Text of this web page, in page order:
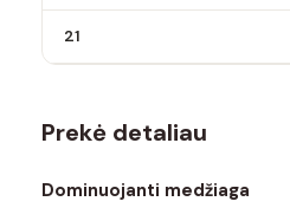
21
Prekė detaliau
Dominuojanti medžiaga